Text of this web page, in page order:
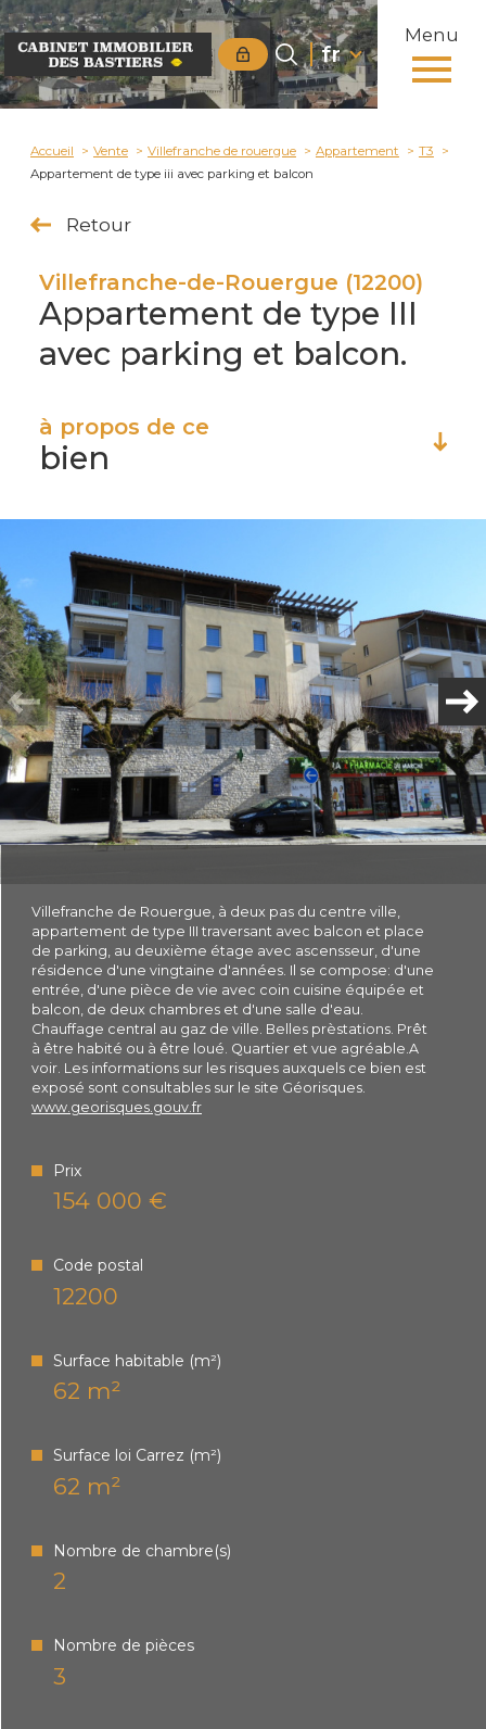
Menu
Langue
fr
Accueil 0 Langue
fr
Accueil Vente Villefranche de rouergue Appartement
T3
Appartement de type iii avec parking et balcon
Retour
Villefranche-de-Rouergue (12200)
Appartement de type III
avec parking et balcon.
à propos de ce
bien
Plus d'informations
financières
Plus de
détails
Plus d'informations sur
le quartier
énergétique
Villefranche de Rouergue, à deux pas du centre ville,
appartement de type III traversant avec balcon et place
de parking, au deuxième étage avec ascensseur, d'une
résidence d'une vingtaine d'années. Il se compose: d'une
entrée, d'une pièce de vie avec coin cuisine équipée et
balcon, de deux chambres et d'une salle d'eau.
Chauffage central au gaz de ville. Belles prèstations. Prêt
à être habité ou à être loué. Quartier et vue agréable.A
voir. Les informations sur les risques auxquels ce bien est
exposé sont consultables sur le site Géorisques.
www.georisques.gouv.fr
Prix
154 000 €
Code postal
12200
Surface habitable (m²)
62 m²
Surface loi Carrez (m²)
62 m²
Nombre de chambre(s)
2
Nombre de pièces
3